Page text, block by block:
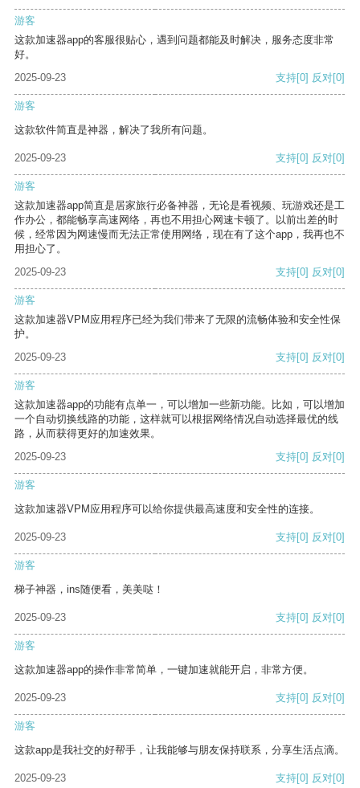
游客
这款加速器app的客服很贴心，遇到问题都能及时解决，服务态度非常
好。
2025-09-23
支持[0] 反对[0]
游客
这款软件简直是神器，解决了我所有问题。
2025-09-23 支持[0] 反对[0]
游客
这款加速器app简直是居家旅行必备神器，无论是看视频、玩游戏还是工
作办公，都能畅享高速网络，再也不用担心网速卡顿了。以前出差的时
候，经常因为网速慢而无法正常使用网络，现在有了这个app，我再也不
用担心了。
2025-09-23
支持[0] 反对[0]
游客
这款加速器VPM应用程序已经为我们带来了无限的流畅体验和安全性保
护。
2025-09-23
支持[0] 反对[0]
游客
这款加速器app的功能有点单一，可以增加一些新功能。比如，可以增加
一个自动切换线路的功能，这样就可以根据网络情况自动选择最优的线
路，从而获得更好的加速效果。
2025-09-23
支持[0] 反对[0]
游客
这款加速器VPM应用程序可以给你提供最高速度和安全性的连接。
2025-09-23 支持[0] 反对[0]
游客
梯子神器，ins随便看，美美哒！
2025-09-23 支持[0] 反对[0]
游客
这款加速器app的操作非常简单，一键加速就能开启，非常方便。
2025-09-23 支持[0] 反对[0]
游客
这款app是我社交的好帮手，让我能够与朋友保持联系，分享生活点滴。
2025-09-23 支持[0] 反对[0]